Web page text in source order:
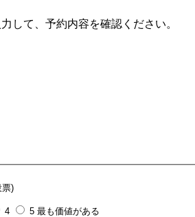
して、予約内容を確認ください。
票)
4 5 最も価値がある